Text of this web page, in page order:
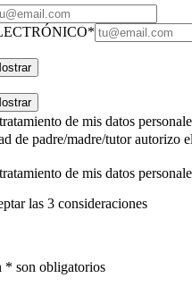
*
de mis datos
de padre/madre/tutor autorizo
de mis datos
las 3 consideraciones
* son obligatorios